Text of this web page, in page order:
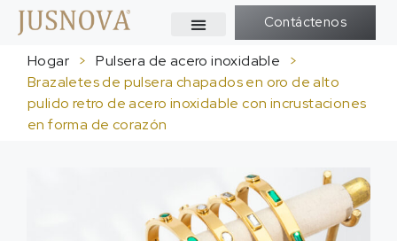
Contáctenos
Hogar > Pulsera de acero inoxidable
>
Brazaletes de pulsera chapados en oro de alto
pulido retro de acero inoxidable con incrustaciones
en forma de corazón